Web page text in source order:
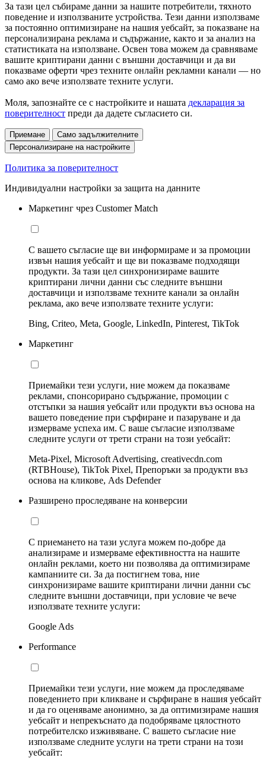
За тази цел събираме данни за нашите потребители, тяхното
поведение и използваните устройства. Тези данни използваме
за постоянно оптимизиране на нашия уебсайт, за показване на
персонализирана реклама и съдържание, както и за анализ на
статистиката на използване. Освен това можем да сравняваме
вашите криптирани данни с външни доставчици и да ви
показваме оферти чрез техните онлайн рекламни канали — но
само ако вече използвате техните услуги.
Моля, запознайте се с настройките и нашата декларация за
поверителност преди да дадете съгласието си.
Приемане
Само задължителните
Персонализиране на настройките
Политика за поверителност
Индивидуални настройки за защита на данните
Маркетинг чрез Customer Match
С вашето съгласие ще ви информираме и за промоции
извън нашия уебсайт и ще ви показваме подходящи
продукти. За тази цел синхронизираме вашите
криптирани лични данни със следните външни
доставчици и използваме техните канали за онлайн
реклама, ако вече използвате техните услуги:
Bing, Criteo, Meta, Google, LinkedIn, Pinterest, TikTok
Маркетинг
Приемайки тези услуги, ние можем да показваме
реклами, спонсорирано съдържание, промоции с
отстъпки за нашия уебсайт или продукти въз основа на
вашето поведение при сърфиране и пазаруване и да
измерваме успеха им. С ваше съгласие използваме
следните услуги от трети страни на този уебсайт:
Meta-Pixel, Microsoft Advertising, creativecdn.com
(RTBHouse), TikTok Pixel, Препоръки за продукти въз
основа на кликове, Ads Defender
Разширено проследяване на конверсии
С приемането на тази услуга можем по-добре да
анализираме и измерваме ефективността на нашите
онлайн реклами, което ни позволява да оптимизираме
кампаниите си. За да постигнем това, ние
синхронизираме вашите криптирани лични данни със
следните външни доставчици, при условие че вече
използвате техните услуги:
Google Ads
Performance
Приемайки тези услуги, ние можем да проследяваме
поведението при кликване и сърфиране в нашия уебсайт
и да го оценяваме анонимно, за да оптимизираме нашия
уебсайт и непрекъснато да подобряваме цялостното
потребителско изживяване. С вашето съгласие ние
използваме следните услуги на трети страни на този
уебсайт: